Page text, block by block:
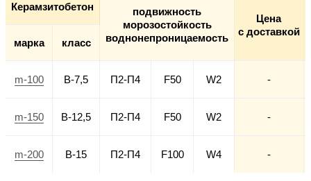
Керамзитобетон
подвижность
морозостойкость
воднонепроницаемость
Цена
с доставкой
марка
класс
m-100 В-7,5 П2-П4 F50 W2 -
m-150 В-12,5 П2-П4 F50 W2 -
m-200 В-15 П2-П4 F100 W4 -